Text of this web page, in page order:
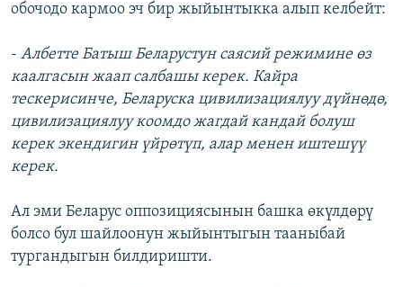
обочодо кармоо эч бир жыйынтыкка алып келбейт:
- Албетте Батыш Беларустун саясий режимине өз
каалгасын жаап салбашы керек. Кайра
тескерисинче, Беларуска цивилизациялуу дүйнөдө,
цивилизациялуу коомдо жагдай кандай болуш
керек экендигин үйрөтүп, алар менен иштешүү
керек.
Ал эми Беларус оппозициясынын башка өкүлдөрү
болсо бул шайлоонун жыйынтыгын тааныбай
тургандыгын билдиришти.